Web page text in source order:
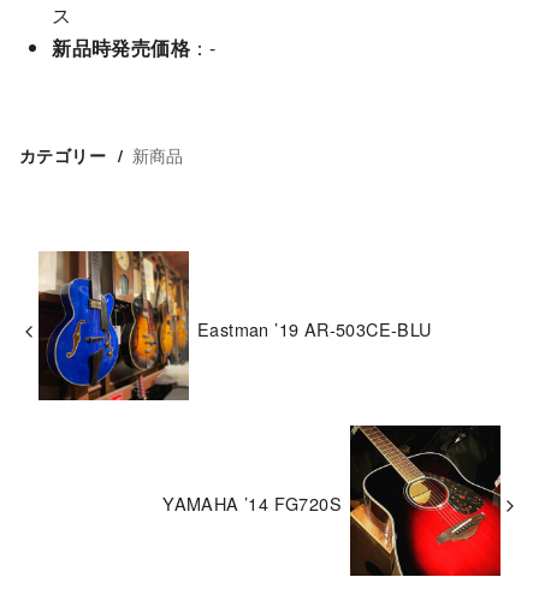
ス
新品時発売価格 ：-
カテゴリー 新商品
Eastman ’19 AR-503CE-BLU
YAMAHA ’14 FG720S